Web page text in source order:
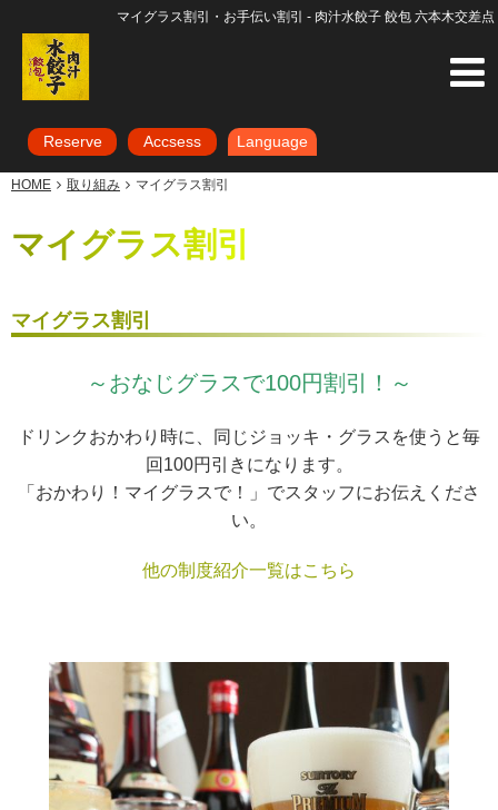
マイグラス割引・お手伝い割引 - 肉汁水餃子 餃包 六本木交差点
Reserve Accsess Language
HOME 取り組み マイグラス割引
マイグラス割引
マイグラス割引
～おなじグラスで100円割引！～
ドリンクおかわり時に、同じジョッキ・グラスを使うと毎
回100円引きになります。
「おかわり！マイグラスで！」でスタッフにお伝えくださ
い。
他の制度紹介一覧はこちら